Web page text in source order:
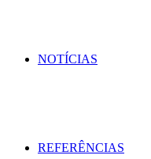
NOTÍCIAS
REFERÊNCIAS